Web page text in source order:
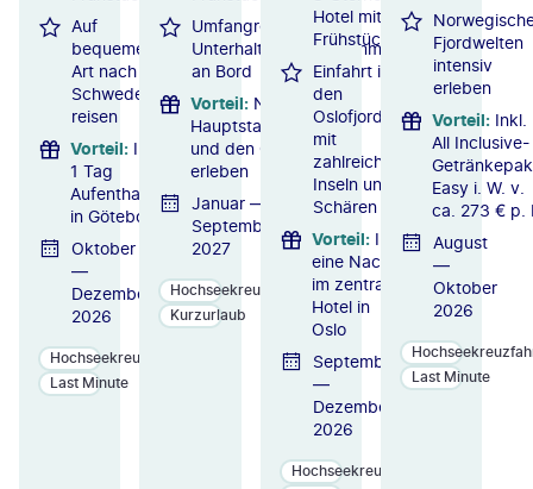
Auf
bequeme
Art nach
Schweden
reisen
Vorteil: Inkl.
1 Tag
Aufenthalt
in Göteborg
Oktober
—
Dezember
2026
Hochseekreuzfahrten
Last Minute
Umfangreiches
Unterhaltungsprogramm
an Bord
Vorteil: Norwegens
Hauptstadt Oslo
und den Oslofjord
erleben
Januar —
September
2027
Hochseekreuzfahrten
Kurzurlaub
Hotel mit
Frühstück
Einfahrt in
den
Oslofjord
mit
zahlreichen
Inseln und
Schären
Vorteil: Inkl.
eine Nacht
im zentralen
Hotel in
Oslo
September
—
Dezember
2026
Hochseekreuzfahrten
Fjordwelten
intensiv
erleben
Vorteil: Inkl.
All Inclusive-
Easy i. W. v.
ca. 273 € p.
August
—
Oktober
2026
Last Minute